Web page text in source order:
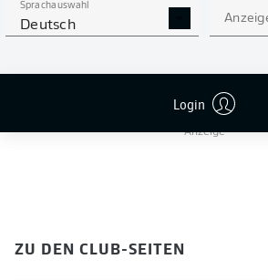
Sprachauswahl
Deutsch
Login
Anzeige
ZU DEN CLUB-SEITEN